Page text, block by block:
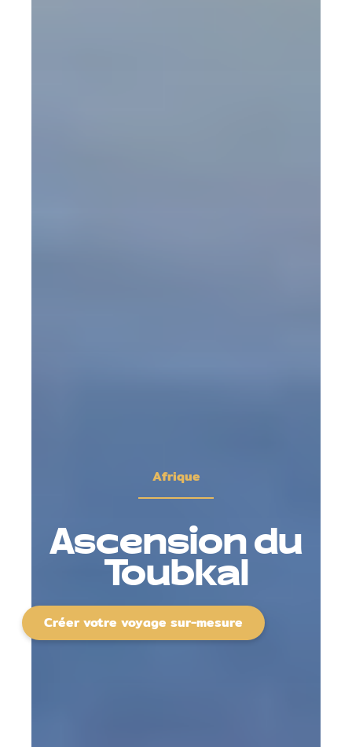
Afrique
Ascension du
Toubkal
Créer votre voyage sur-mesure